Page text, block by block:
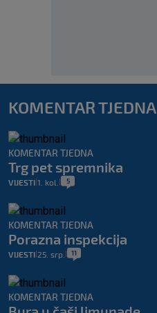
KOMENTAR TJEDNA
KOMENTAR TJEDNA
Trg pet spremnika
VIJESTI 1. kol. 5
KOMENTAR TJEDNA
Porazna inspekcija
VIJESTI 25. srp. 11
KOMENTAR TJEDNA